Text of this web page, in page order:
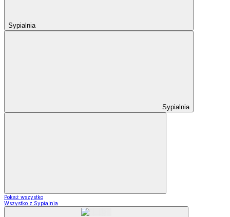
Sypialnia
Sypialnia
Pokaż wszystko
Wszystko z Sypialnia